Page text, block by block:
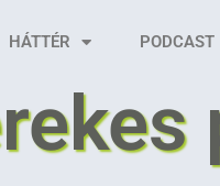
HÁTTÉR PODCAST